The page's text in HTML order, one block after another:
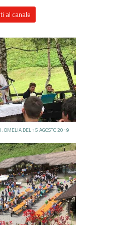
al canale
OMELIA DEL 15 AGOSTO 2019